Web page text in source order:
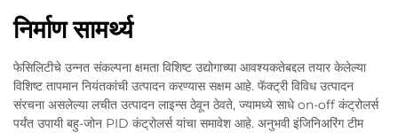
निर्माण सामर्थ्य
फेसिलिटीचे उन्नत संकल्पना क्षमता विशिष्ट उद्योगाच्या आवश्यकतेबद्दल तयार केलेल्या
विशिष्ट तापमान नियंतकांची उत्पादन करण्यास सक्षम आहे. फॅक्ट्री विविध उत्पादन
संरचना असलेल्या लचीत उत्पादन लाइन्स ठेवून ठेवते, ज्यामध्ये साधे on-off कंट्रोलर्स
पर्यंत उपायी बहु-जोन PID कंट्रोलर्स यांचा समावेश आहे. अनुभवी इंजिनिअरिंग टीम